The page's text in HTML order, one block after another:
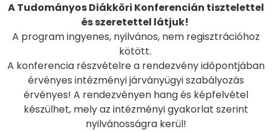
A Tudományos Diákköri Konferencián tisztelettel
és szeretettel látjuk!
A program ingyenes, nyilvános, nem regisztrációhoz
kötött.
A konferencia részvételre a rendezvény időpontjában
érvényes intézményi járványügyi szabályozás
érvényes! A rendezvényen hang és képfelvétel
készülhet, mely az intézményi gyakorlat szerint
nyilvánosságra kerül!